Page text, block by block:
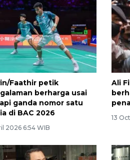
Faathir petik
berharga usai
ganda nomor satu
di BAC 2026
2026 6:54 WIB
Ali
13